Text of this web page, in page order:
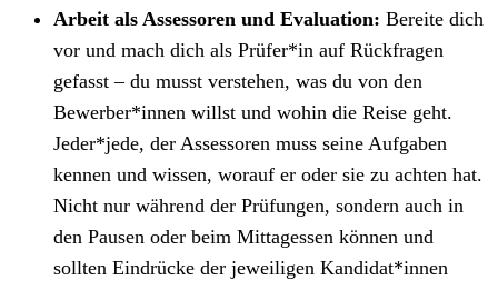
Arbeit als Assessoren und Evaluation: Bereite dich
vor und mach dich als Prüfer*in auf Rückfragen
gefasst – du musst verstehen, was du von den
Bewerber*innen willst und wohin die Reise geht.
Jeder*jede, der Assessoren muss seine Aufgaben
kennen und wissen, worauf er oder sie zu achten hat.
Nicht nur während der Prüfungen, sondern auch in
den Pausen oder beim Mittagessen können und
sollten Eindrücke der jeweiligen Kandidat*innen